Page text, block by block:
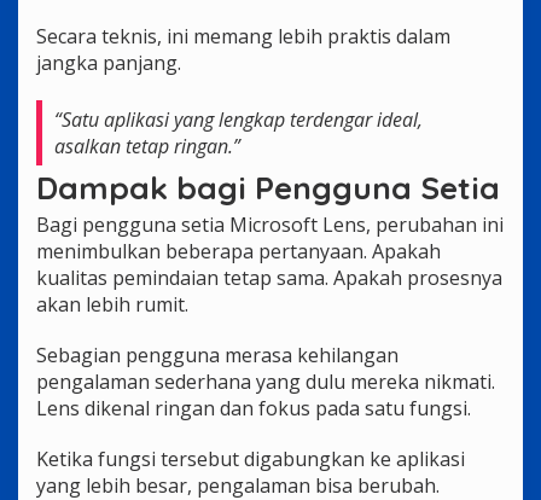
Secara teknis, ini memang lebih praktis dalam
jangka panjang.
“Satu aplikasi yang lengkap terdengar ideal,
asalkan tetap ringan.”
Dampak bagi Pengguna Setia
Bagi pengguna setia Microsoft Lens, perubahan ini
menimbulkan beberapa pertanyaan. Apakah
kualitas pemindaian tetap sama. Apakah prosesnya
akan lebih rumit.
Sebagian pengguna merasa kehilangan
pengalaman sederhana yang dulu mereka nikmati.
Lens dikenal ringan dan fokus pada satu fungsi.
Ketika fungsi tersebut digabungkan ke aplikasi
yang lebih besar, pengalaman bisa berubah.